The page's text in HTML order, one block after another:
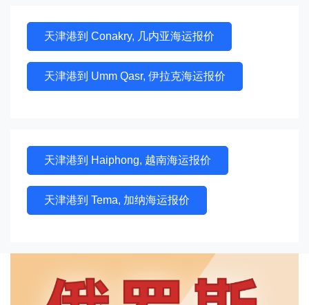
天津港到 Conakry, 几内亚海运报价
天津港到 Umm Qasr, 伊拉克海运报价
天津港到 Haiphong, 越南海运报价
天津港到 Tema, 加纳海运报价